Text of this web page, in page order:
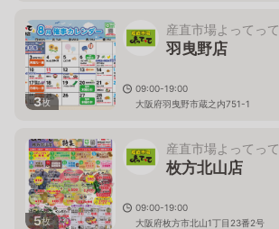
3枚
産直市場よってって
羽曳野店
09:00-19:00
大阪府羽曳野市蔵之内751-1
5枚
産直市場よってって
枚方北山店
09:00-19:00
大阪府枚方市北山1丁目23番2号